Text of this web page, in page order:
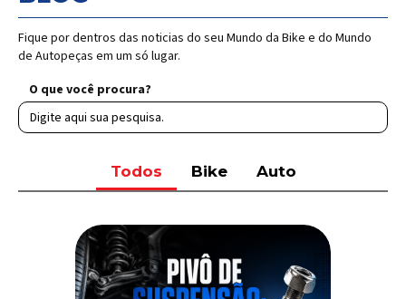
Fique por dentros das noticias do seu Mundo da Bike e do Mundo
de Autopeças em um só lugar.
O que você procura?
Todos Bike Auto